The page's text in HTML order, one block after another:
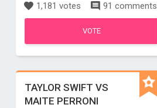
1,181 votes 91 comments
VOTE
TAYLOR SWIFT VS
MAITE PERRONI